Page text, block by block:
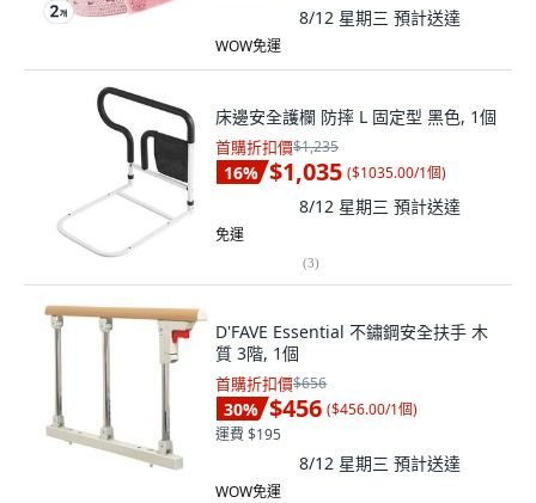
8/12 星期三 預計送達
WOW免運
床邊安全護欄 防摔 L 固定型 黑色, 1個
首購折扣價$1,235
16% $1,035 ($1035.00/1個)
8/12 星期三 預計送達
免運
(3)
D'FAVE Essential 不鏽鋼安全扶手 木
質 3階, 1個
首購折扣價$656
30% $456 ($456.00/1個)
運費 $195
8/12 星期三 預計送達
WOW免運